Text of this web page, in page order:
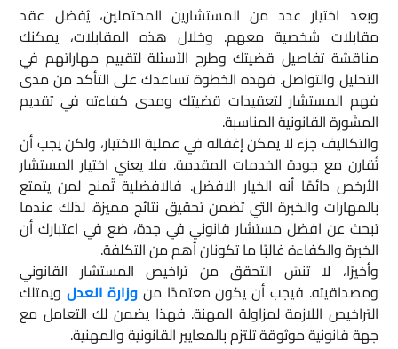
وبعد اختيار عدد من المستشارين المحتملين، يُفضل عقد
مقابلات شخصية معهم. وخلال هذه المقابلات، يمكنك
مناقشة تفاصيل قضيتك وطرح الأسئلة لتقييم مهاراتهم في
التحليل والتواصل. فهذه الخطوة تساعدك على التأكد من مدى
فهم المستشار لتعقيدات قضيتك ومدى كفاءته في تقديم
المشورة القانونية المناسبة.
والتكاليف جزء لا يمكن إغفاله في عملية الاختيار، ولكن يجب أن
تُقارن مع جودة الخدمات المقدمة. فلا يعني اختيار المستشار
الأرخص دائمًا أنه الخيار الافضل. فالافضلية تُمنح لمن يتمتع
بالمهارات والخبرة التي تضمن تحقيق نتائج مميزة. لذلك عندما
تبحث عن افضل مستشار قانوني في جدة، ضع في اعتبارك أن
الخبرة والكفاءة غالبًا ما تكونان أهم من التكلفة.
وأخيرًا، لا تنسَ التحقق من تراخيص المستشار القانوني
ومصداقيته. فيجب أن يكون معتمدًا منوزارة العدلويمتلك
التراخيص اللازمة لمزاولة المهنة. فهذا يضمن لك التعامل مع
جهة قانونية موثوقة تلتزم بالمعايير القانونية والمهنية.